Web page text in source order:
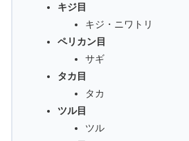
キジ目
キジ・ニワトリ
ペリカン目
サギ
タカ目
タカ
ツル目
ツル